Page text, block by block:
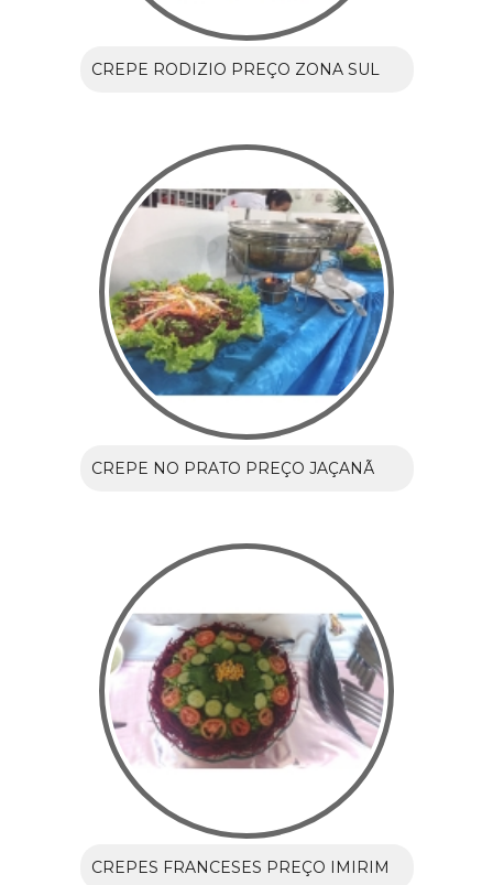
CREPE RODIZIO PREÇO ZONA SUL
CREPE NO PRATO PREÇO JAÇANÃ
CREPES FRANCESES PREÇO IMIRIM